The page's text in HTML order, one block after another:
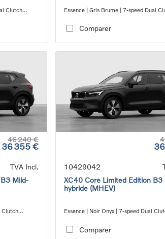
Clutch
Essence | Gris Brume | 7-speed Dual
Comparer
46 240 €
36 355 €
TVA Incl.
Mild-
Clutch
10429042
XC40 Core Limited Edition B3
hybride (MHEV)
Essence | Noir Onyx | 7-speed Dual
Comparer